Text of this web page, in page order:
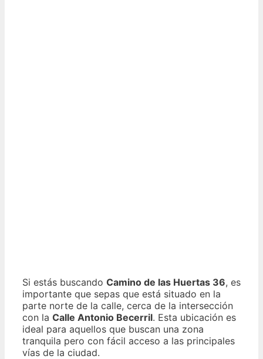
Si estás buscando Camino de las Huertas 36, es
importante que sepas que está situado en la
parte norte de la calle, cerca de la intersección
con la Calle Antonio Becerril. Esta ubicación es
ideal para aquellos que buscan una zona
tranquila pero con fácil acceso a las principales
vías de la ciudad.